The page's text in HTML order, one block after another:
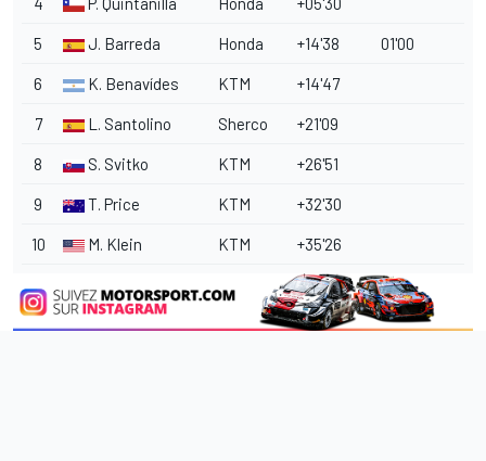
5 J. Barreda Honda +14'38 01'00
6 K. Benavídes KTM +14'47
7 L. Santolino Sherco +21'09
8 S. Svitko KTM +26'51
9 T. Price KTM +32'30
10 M. Klein KTM +35'26